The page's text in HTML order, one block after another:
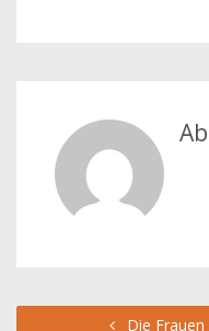
Die